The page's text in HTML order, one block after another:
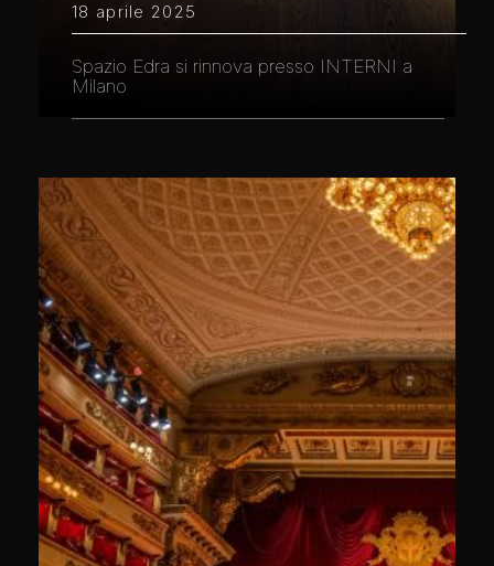
18 aprile 2025
Spazio Edra si rinnova presso INTERNI a
Milano